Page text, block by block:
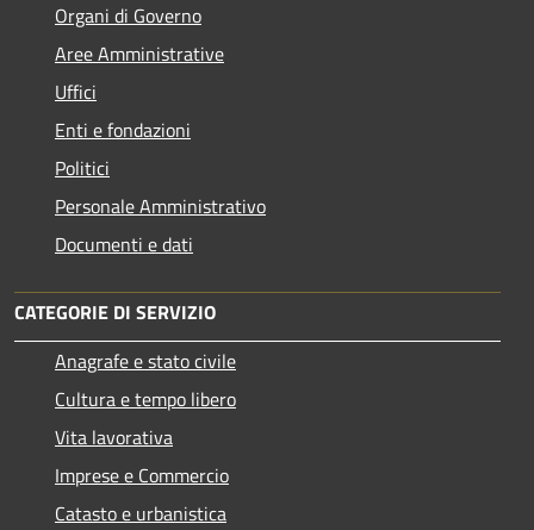
Organi di Governo
Aree Amministrative
Uffici
Enti e fondazioni
Politici
Personale Amministrativo
Documenti e dati
CATEGORIE DI SERVIZIO
Anagrafe e stato civile
Cultura e tempo libero
Vita lavorativa
Imprese e Commercio
Catasto e urbanistica